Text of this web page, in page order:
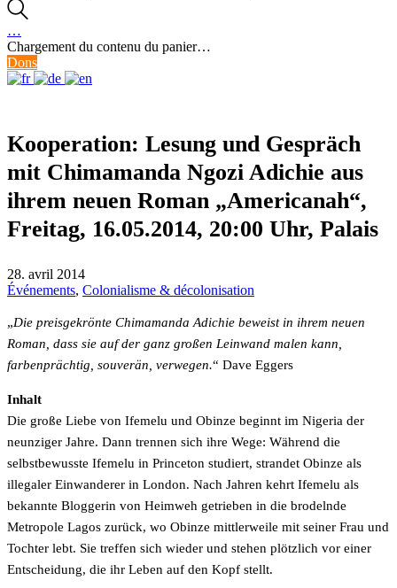
…
Chargement du contenu du panier…
Dons
Kooperation: Lesung und Gespräch
mit Chimamanda Ngozi Adichie aus
ihrem neuen Roman „Americanah“,
Freitag, 16.05.2014, 20:00 Uhr, Palais
28. avril 2014
Événements, Colonialisme & décolonisation
„Die preisgekrönte Chimamanda Adichie beweist in ihrem neuen
Roman, dass sie auf der ganz großen Leinwand malen kann,
farbenprächtig, souverän, verwegen.“ Dave Eggers
Inhalt
Die große Liebe von Ifemelu und Obinze beginnt im Nigeria der
neunziger Jahre. Dann trennen sich ihre Wege: Während die
selbstbewusste Ifemelu in Princeton studiert, strandet Obinze als
illegaler Einwanderer in London. Nach Jahren kehrt Ifemelu als
bekannte Bloggerin von Heimweh getrieben in die brodelnde
Metropole Lagos zurück, wo Obinze mittlerweile mit seiner Frau und
Tochter lebt. Sie treffen sich wieder und stehen plötzlich vor einer
Entscheidung, die ihr Leben auf den Kopf stellt.